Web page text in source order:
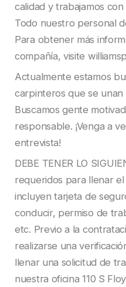
calidad y trabajamos
Todo nuestro personal
Para obtener más
compañía, visite
Actualmente estamos
carpinteros que se
Buscamos gente
responsable. ¡Venga a
entrevista!
DEBE TENER LO
requeridos para llenar
incluyen tarjeta de
conducir, permiso de
etc. Previo a la
realizarse una
llenar una solicitud de
nuestra oficina 110 S